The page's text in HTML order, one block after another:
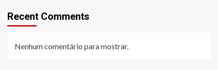
Recent Comments
Nenhum comentário para mostrar.